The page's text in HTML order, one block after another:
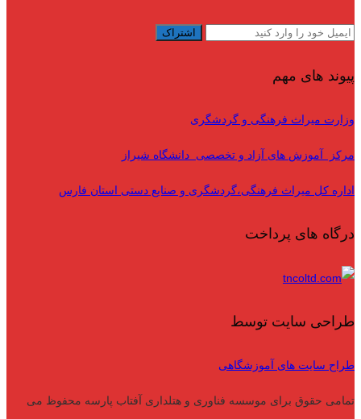
پیوند های مهم
وزارت میراث فرهنگی و گردشگری
مرکز آموزش های آزاد و تخصصی دانشگاه شیراز
اداره کل میراث فرهنگی،گردشگری و صنایع دستی استان فارس
درگاه های پرداخت
طراحی سایت توسط
طراح سایت های آموزشگاهی
تمامی حقوق برای موسسه فناوری و هتلداری آفتاب پارسه محفوظ می